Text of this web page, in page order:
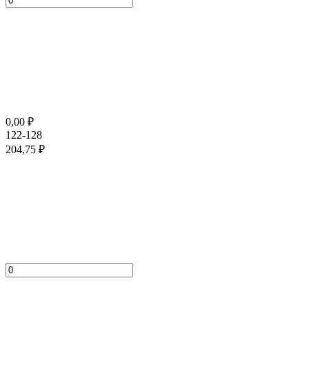
0,00 ₽
122-128
204,75 ₽